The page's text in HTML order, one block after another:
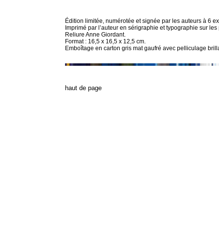
Édition limitée, numérotée et signée par les auteurs à 6
Imprimé par l’auteur en sérigraphie et typographie sur
Reliure Anne Giordant.
Format : 16,5 x 16,5 x 12,5 cm.
Emboîtage en carton gris mat gaufré avec pelliculage
haut de page